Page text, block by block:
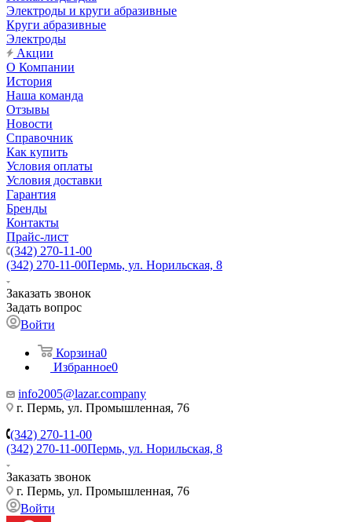
Электроды и круги абразивные
Круги абразивные
Электроды
Акции
О Компании
История
Наша команда
Отзывы
Новости
Справочник
Как купить
Условия оплаты
Условия доставки
Гарантия
Бренды
Контакты
Прайс-лист
(342) 270-11-00
(342) 270-11-00Пермь, ул. Норильская, 8
Заказать звонок
Задать вопрос
Войти
Корзина0
Избранное0
info2005@lazar.company
г. Пермь, ул. Промышленная, 76
(342) 270-11-00
(342) 270-11-00Пермь, ул. Норильская, 8
Заказать звонок
г. Пермь, ул. Промышленная, 76
Войти